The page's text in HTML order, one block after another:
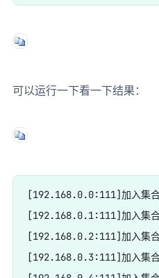
可以运行一下看一下结果：
[192.168.0.0:111]加入集
[192.168.0.1:111]加入集
[192.168.0.2:111]加入集
[192.168.0.3:111]加入集